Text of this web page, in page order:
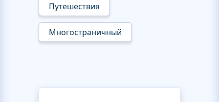
Путешествия
Многостраничный